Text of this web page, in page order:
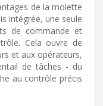
de la molette
intégrée, une seule
de commande et
Cela ouvre de
et aux opérateurs,
de tâches - du
au contrôle précis